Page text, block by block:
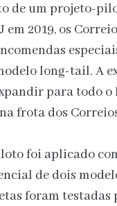
de um projeto-
em 2019, os
long-tail. A
para todo
frota dos
foi aplicado
de dois
foram